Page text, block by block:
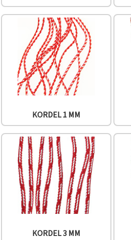
widerrufen.
Impressum
Datenschutzerklärung
Cookie-
Richtlinie
Alle
Cookie-
Einstellungen
KORDEL 1 MM
KORDEL 3 MM